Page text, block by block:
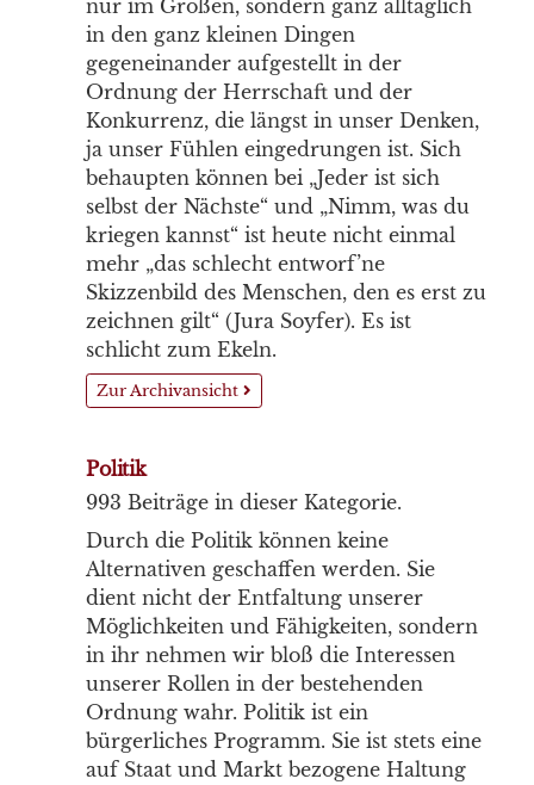
nur im Großen, sondern ganz alltäglich
in den ganz kleinen Dingen
gegeneinander aufgestellt in der
Ordnung der Herrschaft und der
Konkurrenz, die längst in unser Denken,
ja unser Fühlen eingedrungen ist. Sich
behaupten können bei „Jeder ist sich
selbst der Nächste“ und „Nimm, was du
kriegen kannst“ ist heute nicht einmal
mehr „das schlecht entworf’ne
Skizzenbild des Menschen, den es erst zu
zeichnen gilt“ (Jura Soyfer). Es ist
schlicht zum Ekeln.
Zur Archivansicht
Politik
993 Beiträge in dieser Kategorie.
Durch die Politik können keine
Alternativen geschaffen werden. Sie
dient nicht der Entfaltung unserer
Möglichkeiten und Fähigkeiten, sondern
in ihr nehmen wir bloß die Interessen
unserer Rollen in der bestehenden
Ordnung wahr. Politik ist ein
bürgerliches Programm. Sie ist stets eine
auf Staat und Markt bezogene Haltung